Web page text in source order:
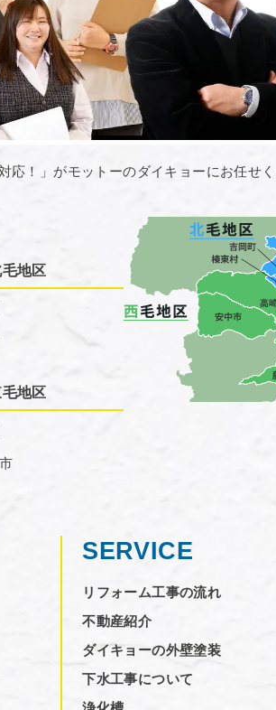
応！」がモットーのダイキョーにお任せく
地区
地区
SERVICE
リフォーム工事の流れ
不動産紹介
ダイキョーの外壁塗装
下水工事について